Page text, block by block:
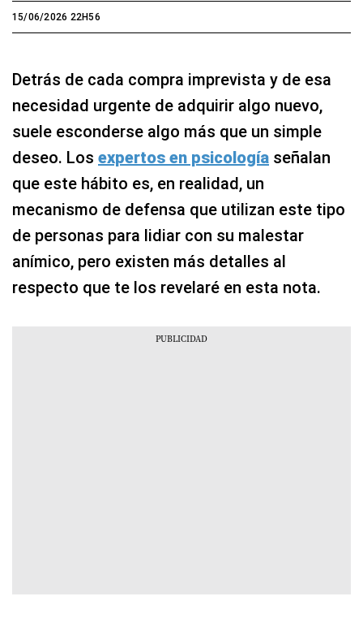
15/06/2026 22H56
Detrás de cada compra imprevista y de esa
necesidad urgente de adquirir algo nuevo,
suele esconderse algo más que un simple
deseo. Los expertos en psicología señalan
que este hábito es, en realidad, un
mecanismo de defensa que utilizan este tipo
de personas para lidiar con su malestar
anímico, pero existen más detalles al
respecto que te los revelaré en esta nota.